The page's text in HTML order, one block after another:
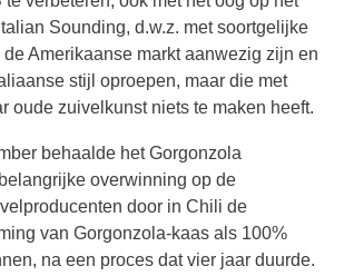
Sounding, d.w.z. met soortgelijke
Amerikaanse markt aanwezig zijn en
stijl oproepen, maar die met
oude zuivelkunst niets te maken heeft.
behaalde het Gorgonzola
overwinning op de
door in Chili de
van Gorgonzola-kaas als 100%
na een proces dat vier jaar duurde.